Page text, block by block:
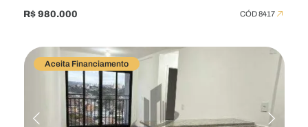
Selecione
VALOR
R$ 980.000 CÓD 8417
Aceita Financiamento